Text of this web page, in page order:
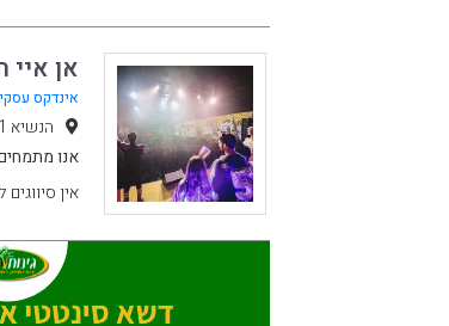
אן איי
אינדקס
הנשיא 21, אופקים , אופקים
אנו
אין